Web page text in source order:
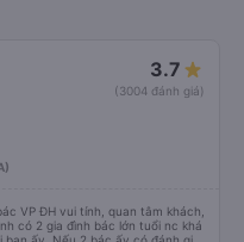
3.7
(3004 đánh giá)
VP ĐH vui tính, quan tâm khách,